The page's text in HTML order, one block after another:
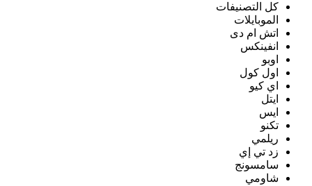
كل التصنيفات
الموبايلات
اتش ام دى
انفينكس
اوبو
اول كول
اي كيو
ايتل
ايس
تكنو
ريلمي
زد تي إي
سامسونج
شاومي